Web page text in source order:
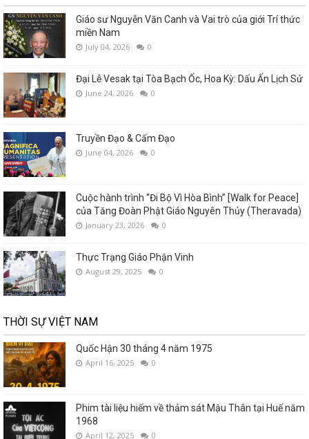
Giáo sư Nguyễn Văn Canh và Vai trò của giới Trí thức
miền Nam
July 04, 2026 0
Đại Lễ Vesak tại Tòa Bạch Ốc, Hoa Kỳ: Dấu Ấn Lịch Sử
June 24, 2026 0
Truyền Đạo & Cấm Đạo
June 04, 2026 0
Cuộc hành trình “Đi Bộ Vì Hòa Bình” [Walk for Peace]
của Tăng Đoàn Phật Giáo Nguyên Thủy (Theravada)
January 23, 2026 0
Thực Trạng Giáo Phận Vinh
August 29, 2025 0
THỜI SỰ VIỆT NAM
Quốc Hận 30 tháng 4 năm 1975
April 16, 2025 0
Phim tài liệu hiếm về thảm sát Mậu Thân tại Huế năm
1968
April 12, 2025 0